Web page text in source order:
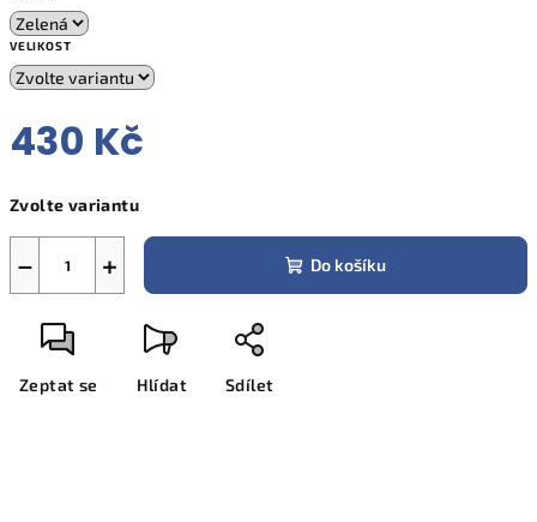
VELIKOST
430 Kč
cena:
Zvolte variantu
+
− Do košíku
Zeptat se Hlídat Sdílet